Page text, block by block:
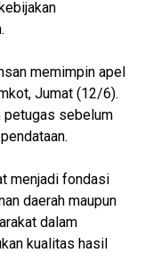
memimpin apel
Jumat (12/6).
petugas sebelum
menjadi fondasi
daerah maupun
dalam
kualitas hasil